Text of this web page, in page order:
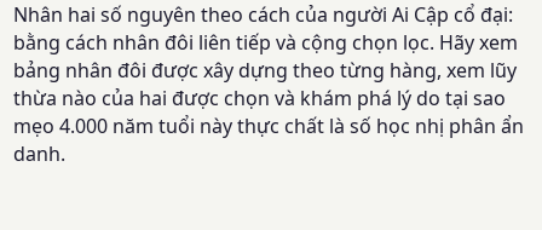
Nhân hai số nguyên theo cách của người Ai Cập cổ đại:
bằng cách nhân đôi liên tiếp và cộng chọn lọc. Hãy xem
bảng nhân đôi được xây dựng theo từng hàng, xem lũy
thừa nào của hai được chọn và khám phá lý do tại sao
mẹo 4.000 năm tuổi này thực chất là số học nhị phân ẩn
danh.